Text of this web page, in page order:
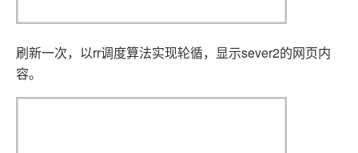
刷新一次，以rr调度算法实现轮循，显示sever2的网页内
容。